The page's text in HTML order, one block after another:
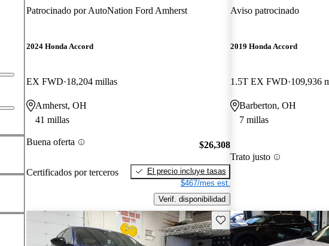
Patrocinado porAutoNation Ford Amherst
2024 Honda Accord
EX FWD 18,204 millas
Amherst, OH
41 millas
Buena oferta
Certificados por terceros
$26,308
El precio incluye tasas
$467/mes est.
Verif. disponibilidad
Aviso patrocinado
2019 Honda Accord
1.5T EX FWD 109,936
Barberton, OH
7 millas
Trato justo
Guarda este Aviso